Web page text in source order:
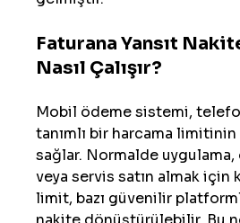
Faturana Yansıt
Nasıl Çalışır?
Mobil ödeme sistemi,
tanımlı bir harcama limitinin
sağlar. Normalde
veya servis satın almak için
limit, bazı güvenilir